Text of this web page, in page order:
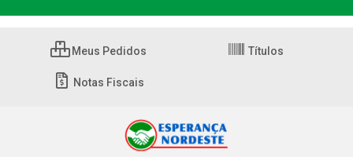
Meus Pedidos Títulos
Notas Fiscais